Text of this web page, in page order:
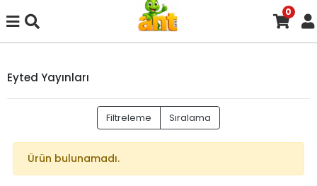
0
Eyted Yayınları
Filtreleme Sıralama
Ürün bulunamadı.